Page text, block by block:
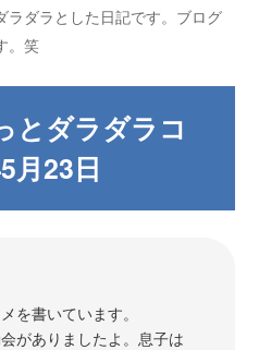
ラダラとした日記です。ブログ
。笑
とダラダラコ
月23日
を書いています。
がありましたよ。息子は